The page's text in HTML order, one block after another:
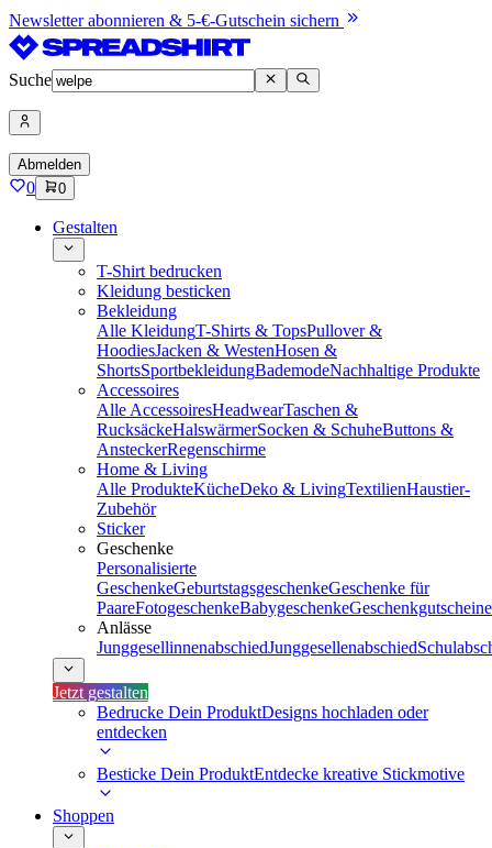
Newsletter abonnieren & 5-€-Gutschein sichern
Suche
Abmelden
0 0
Gestalten
T-Shirt bedrucken
Kleidung besticken
Bekleidung
Alle KleidungT-Shirts & TopsPullover &
HoodiesJacken & WestenHosen &
ShortsSportbekleidungBademodeNachhaltige Produkte
Accessoires
Alle AccessoiresHeadwearTaschen &
RucksäckeHalswärmerSocken & SchuheButtons &
AnsteckerRegenschirme
Home & Living
Alle ProdukteKücheDeko & LivingTextilienHaustier-
Zubehör
Sticker
Geschenke
Personalisierte
GeschenkeGeburtstagsgeschenkeGeschenke für
PaareFotogeschenkeBabygeschenkeGeschenkgutscheine
Anlässe
JunggesellinnenabschiedJunggesellenabschied
Jetzt gestalten
Bedrucke Dein ProduktDesigns hochladen oder
entdecken
Besticke Dein ProduktEntdecke kreative Stickmotive
Shoppen